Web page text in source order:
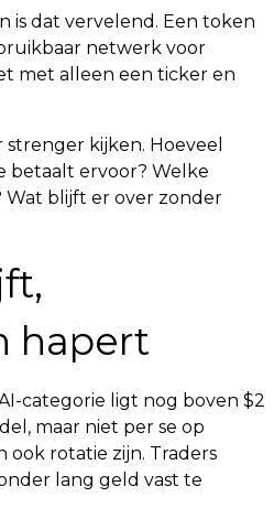
is dat vervelend. Een token
netwerk voor
met alleen een ticker en
kijken. Hoeveel
betaalt ervoor? Welke
blijft er over zonder
hapert
categorie ligt nog boven $2
maar niet per se op
ook rotatie zijn. Traders
lang geld vast te